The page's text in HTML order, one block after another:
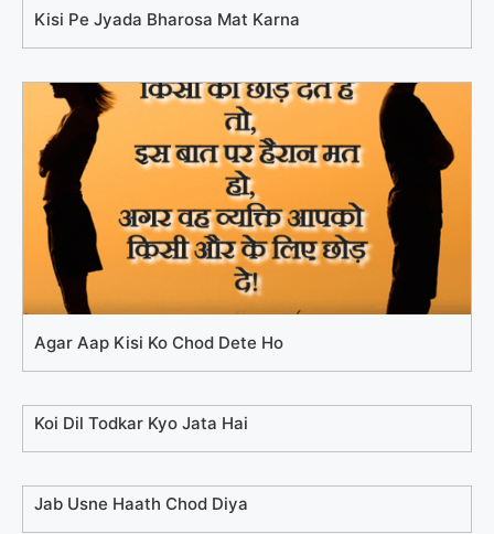
Kisi Pe Jyada Bharosa Mat Karna
Agar Aap Kisi Ko Chod Dete Ho
Koi Dil Todkar Kyo Jata Hai
Jab Usne Haath Chod Diya